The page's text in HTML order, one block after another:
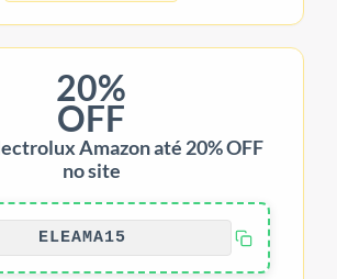
20%
OFF
Amazon até 20% OFF
no site
ELEAMA15